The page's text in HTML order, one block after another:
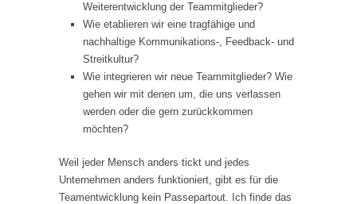
Weiterentwicklung der Teammitglieder?
Wie etablieren wir eine tragfähige und
nachhaltige Kommunikations-, Feedback- und
Streitkultur?
Wie integrieren wir neue Teammitglieder? Wie
gehen wir mit denen um, die uns verlassen
werden oder die gern zurückkommen
möchten?
Weil jeder Mensch anders tickt und jedes
Unternehmen anders funktioniert, gibt es für die
Teamentwicklung kein Passepartout. Ich finde das